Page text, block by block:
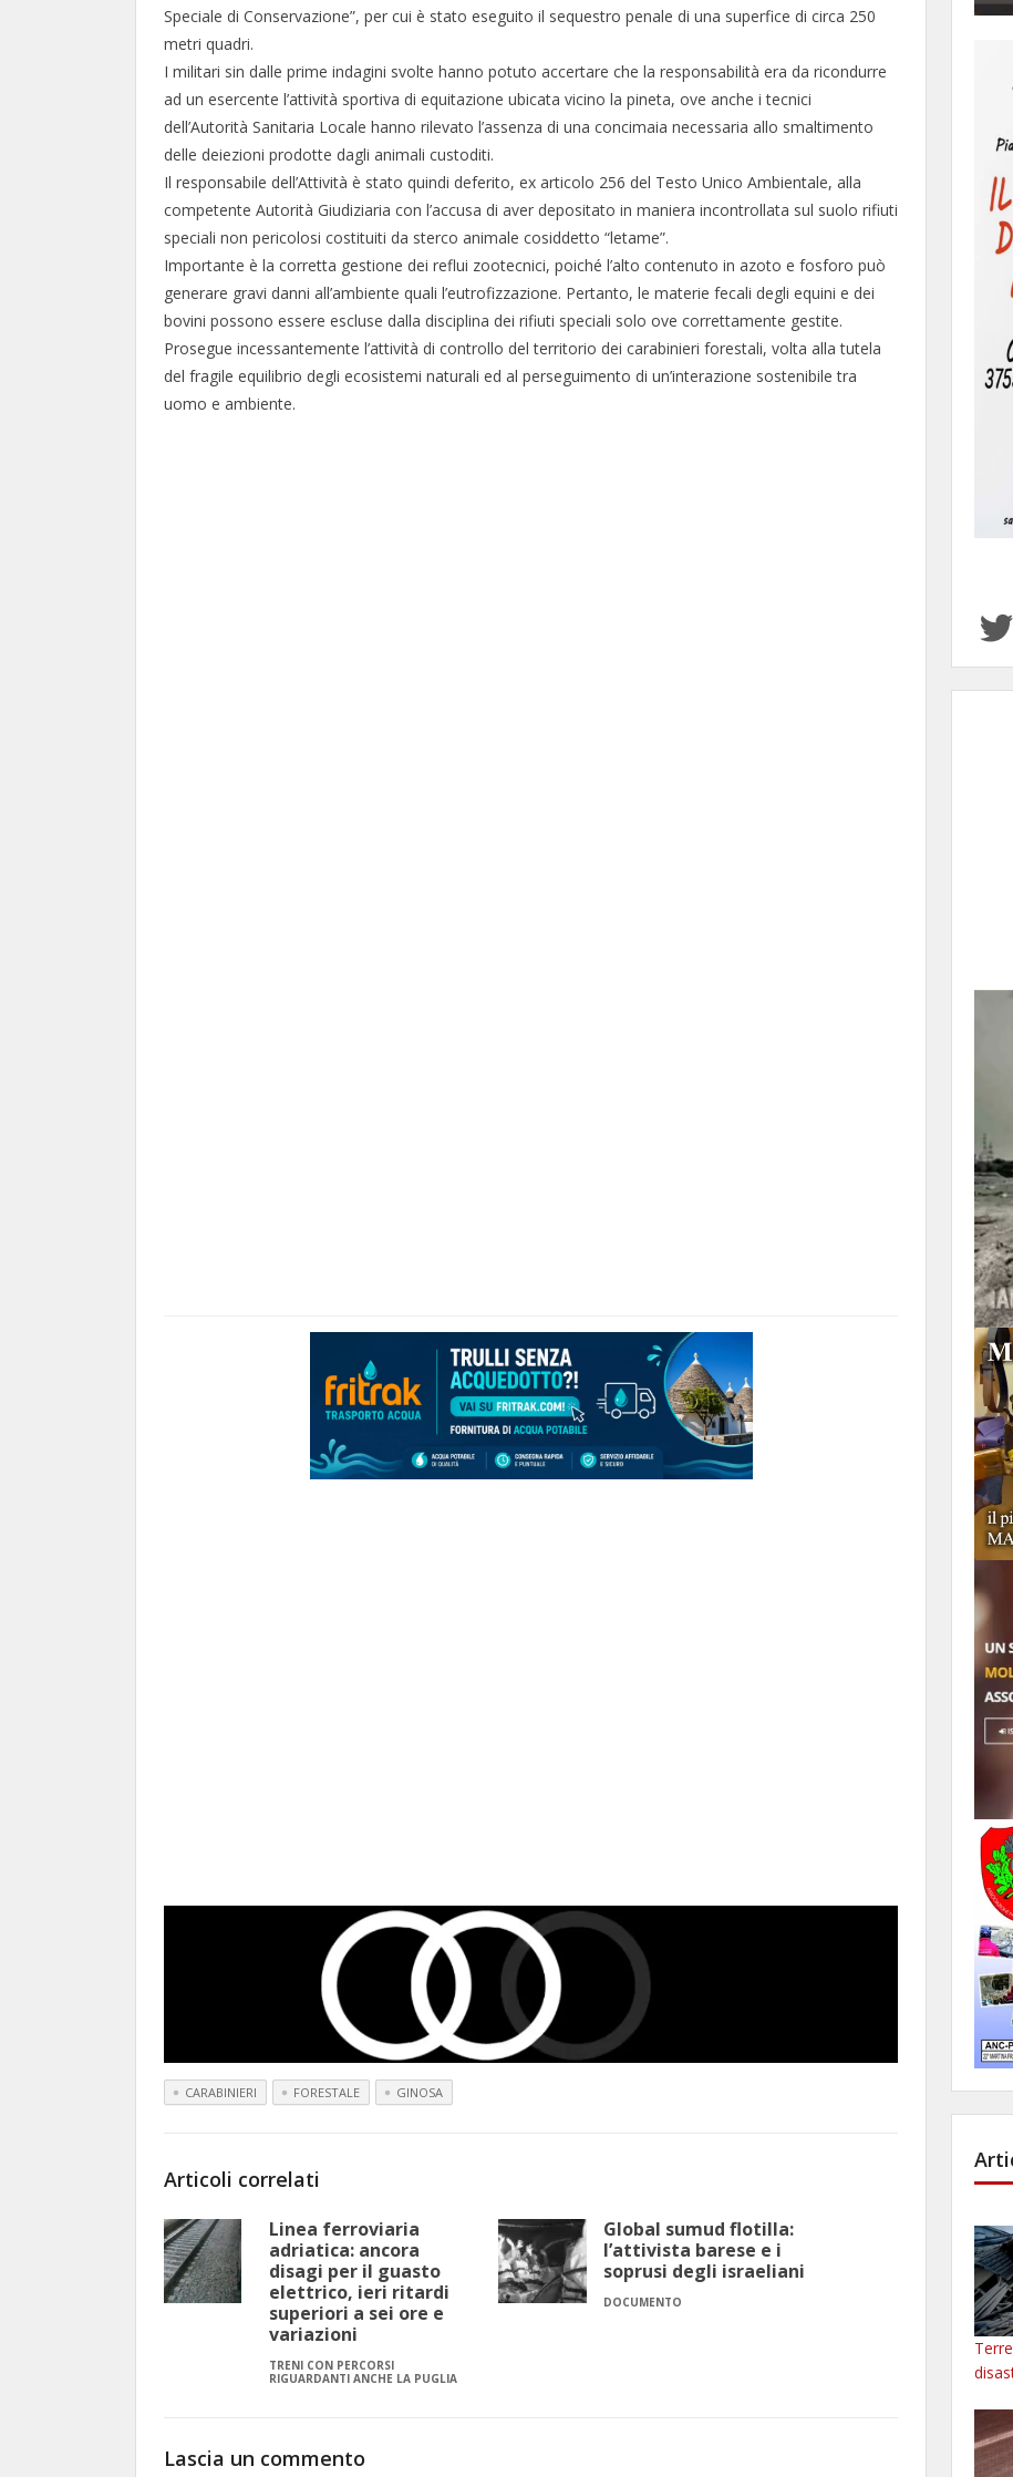
Speciale di Conservazione”, per cui è stato eseguito il sequestro penale di una superfice di circa 250
metri quadri.
I militari sin dalle prime indagini svolte hanno potuto accertare che la responsabilità era da ricondurre
ad un esercente l’attività sportiva di equitazione ubicata vicino la pineta, ove anche i tecnici
dell’Autorità Sanitaria Locale hanno rilevato l’assenza di una concimaia necessaria allo smaltimento
delle deiezioni prodotte dagli animali custoditi.
Il responsabile dell’Attività è stato quindi deferito, ex articolo 256 del Testo Unico Ambientale, alla
competente Autorità Giudiziaria con l’accusa di aver depositato in maniera incontrollata sul suolo rifiuti
speciali non pericolosi costituiti da sterco animale cosiddetto “letame”.
Importante è la corretta gestione dei reflui zootecnici, poiché l’alto contenuto in azoto e fosforo può
generare gravi danni all’ambiente quali l’eutrofizzazione. Pertanto, le materie fecali degli equini e dei
bovini possono essere escluse dalla disciplina dei rifiuti speciali solo ove correttamente gestite.
Prosegue incessantemente l’attività di controllo del territorio dei carabinieri forestali, volta alla tutela
del fragile equilibrio degli ecosistemi naturali ed al perseguimento di un’interazione sostenibile tra
uomo e ambiente.
CARABINIERI FORESTALE GINOSA
Articoli correlati
Linea ferroviaria
adriatica: ancora
disagi per il guasto
elettrico, ieri ritardi
superiori a sei ore e
variazioni
TRENI CON PERCORSI
RIGUARDANTI ANCHE LA PUGLIA
Global sumud flotilla:
l’attivista barese e i
soprusi degli israeliani
DOCUMENTO
Lascia un commento